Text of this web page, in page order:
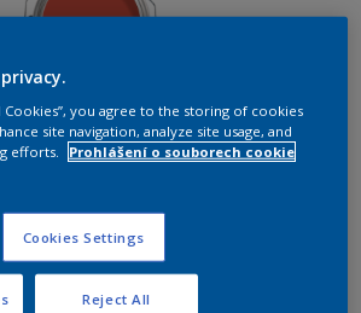
v tomto odstínu
Cookies”, you agree to the storing of cookies
site navigation, analyze site usage, and
efforts.
Prohlášení o souborech cookie
Cookies Settings
Reject All